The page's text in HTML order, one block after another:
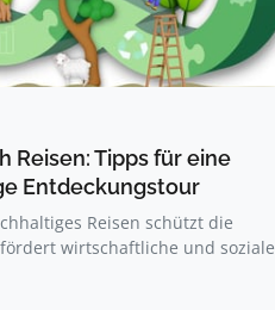
Reisen: Tipps für eine
Entdeckungstour
Reisen schützt die
wirtschaftliche und soziale